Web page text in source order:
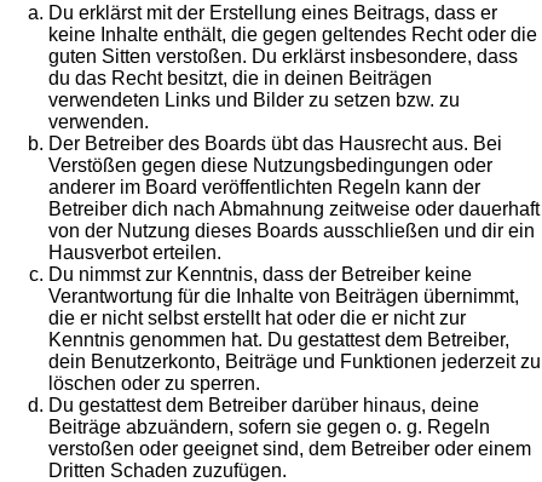
Du erklärst mit der Erstellung eines Beitrags, dass er
keine Inhalte enthält, die gegen geltendes Recht oder die
guten Sitten verstoßen. Du erklärst insbesondere, dass
du das Recht besitzt, die in deinen Beiträgen
verwendeten Links und Bilder zu setzen bzw. zu
verwenden.
Der Betreiber des Boards übt das Hausrecht aus. Bei
Verstößen gegen diese Nutzungsbedingungen oder
anderer im Board veröffentlichten Regeln kann der
Betreiber dich nach Abmahnung zeitweise oder dauerhaft
von der Nutzung dieses Boards ausschließen und dir ein
Hausverbot erteilen.
Du nimmst zur Kenntnis, dass der Betreiber keine
Verantwortung für die Inhalte von Beiträgen übernimmt,
die er nicht selbst erstellt hat oder die er nicht zur
Kenntnis genommen hat. Du gestattest dem Betreiber,
dein Benutzerkonto, Beiträge und Funktionen jederzeit zu
löschen oder zu sperren.
Du gestattest dem Betreiber darüber hinaus, deine
Beiträge abzuändern, sofern sie gegen o. g. Regeln
verstoßen oder geeignet sind, dem Betreiber oder einem
Dritten Schaden zuzufügen.